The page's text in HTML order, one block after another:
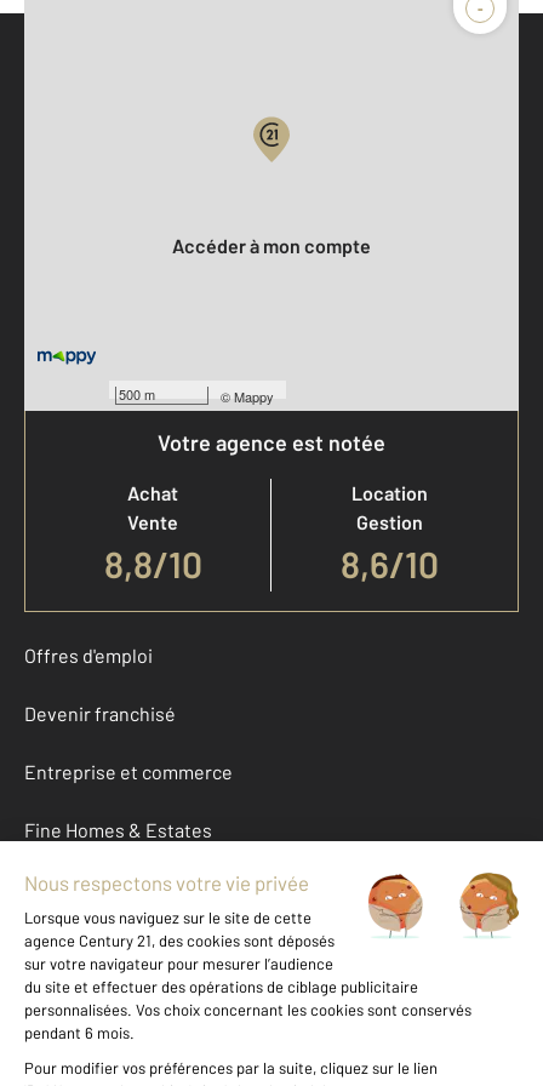
-
500 m ©Mappy
Accéder à mon compte
Votre agence est notée
Achat
Vente
8,8/10
Location
Gestion
8,6/10
Offres d'emploi
Devenir franchisé
Entreprise et commerce
Fine Homes & Estates
À propos
International
Nous contacter